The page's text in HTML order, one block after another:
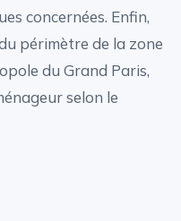
concernées. Enfin,
périmètre de la zone
du Grand Paris,
selon le